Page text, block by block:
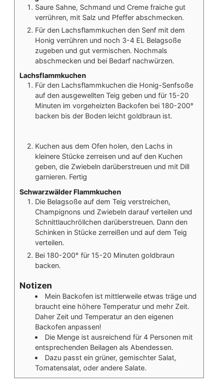
Saure Sahne, Schmand und Creme fraiche gut
verrühren, mit Salz und Pfeffer abschmecken.
Für den Lachsflammkuchen den Senf mit dem
Honig verrühren und noch 3-4 EL Belagsoße
zugeben und gut vermischen. Nochmals
abschmecken und bei Bedarf nachwürzen.
Lachsflammkuchen
Für den Lachsflammkuchen die Honig-Senfsoße
auf den ausgewellten Teig geben und für 15-20
Minuten im vorgeheizten Backofen bei 180-200°
backen bis der Boden leicht goldbraun ist.
Kuchen aus dem Ofen holen, den Lachs in
kleinere Stücke zerreisen und auf den Kuchen
geben, die Zwiebeln darüberstreuen und mit Dill
garnieren. Fertig
Schwarzwälder Flammkuchen
Die Belagsoße auf dem Teig verstreichen,
Champignons und Zwiebeln darauf verteilen und
Schnittlauchröllchen darüberstreuen. Dann den
Schinken in Stücke zerreißen und auf dem Teig
verteilen.
Bei 180-200° für 15-20 Minuten goldbraun
backen.
Notizen
Mein Backofen ist mittlerweile etwas träge und
braucht eine höhere Temperatur und mehr Zeit.
Daher Zeit und Temperatur an den eigenen
Backofen anpassen!
Die Menge ist ausreichend für 4 Personen mit
entsprechenden Beilagen als Abendessen.
Dazu passt ein grüner, gemischter Salat,
Tomatensalat, oder andere Salate.